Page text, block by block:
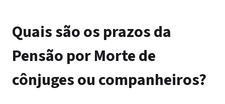
Quais são os prazos da
Pensão por Morte de
cônjuges ou companheiros?